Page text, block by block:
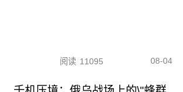
阅读 11095 08-04